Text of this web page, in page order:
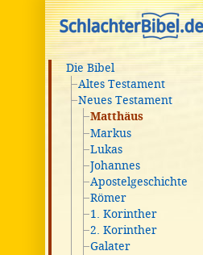
Die Bibel
Altes Testament
Neues Testament
Matthäus
Markus
Lukas
Johannes
Apostelgeschichte
Römer
1. Korinther
2. Korinther
Galater